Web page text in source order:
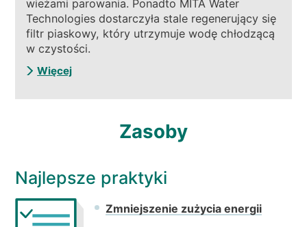
wieżami parowania. Ponadto MITA Water
Technologies dostarczyła stale regenerujący się
filtr piaskowy, który utrzymuje wodę chłodzącą
w czystości.
Więcej
Zasoby
Najlepsze praktyki
Zmniejszenie zużycia energii